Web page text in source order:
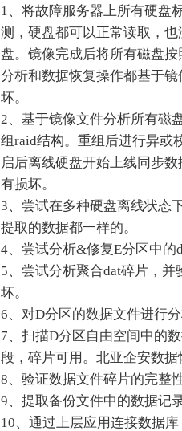
1、将故障服务器上所有硬盘
测，硬盘都可以正常读取，
盘。镜像完成后将所有磁盘
分析和数据恢复操作都基于
坏。
2、基于镜像文件分析所有磁
组raid结构。重组后进行异或
启后离线硬盘开始上线同步
有损坏。
3、尝试在多种硬盘离线状态
提取的数据都一样的。
4、尝试分析&修复E分区中
5、尝试分析聚合dat碎片，
坏。
6、对D分区的数据文件进行
7、扫描D分区自由空间中的
段，碎片可用。北亚企安数
8、验证数据文件碎片的完整
9、提取备份文件中的数据记
10、通过上层应用连接数据